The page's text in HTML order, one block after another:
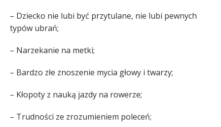
– Dziecko nie lubi być przytulane, nie lubi pewnych
typów ubrań;
– Narzekanie na metki;
– Bardzo złe znoszenie mycia głowy i twarzy;
– Kłopoty z nauką jazdy na rowerze;
– Trudności ze zrozumieniem poleceń;